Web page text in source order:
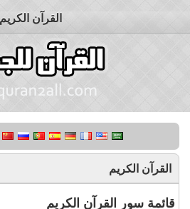
القرآن الكريم
القرآن الكريم
قائمة سور القرآن الكريم